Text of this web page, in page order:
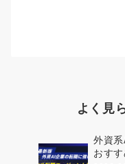
よく見
外資
おす